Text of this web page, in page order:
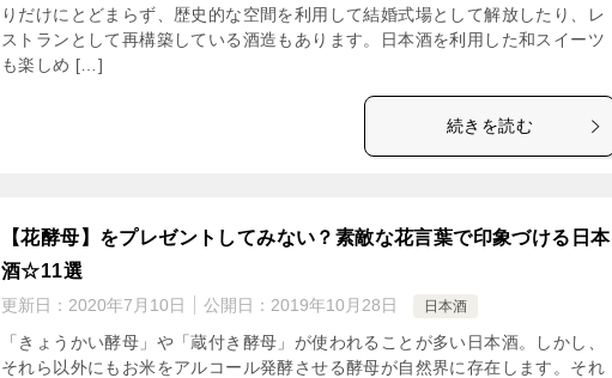
りだけにとどまらず、歴史的な空間を利用して結婚式場として解放したり、レ
ストランとして再構築している酒造もあります。日本酒を利用した和スイーツ
も楽しめ […]
続きを読む
【花酵母】をプレゼントしてみない？素敵な花言葉で印象づける日本
酒☆11選
更新日： 2020年7月10日 公開日： 2019年10月28日 日本酒
「きょうかい酵母」や「蔵付き酵母」が使われることが多い日本酒。しかし、
それら以外にもお米をアルコール発酵させる酵母が自然界に存在します。それ